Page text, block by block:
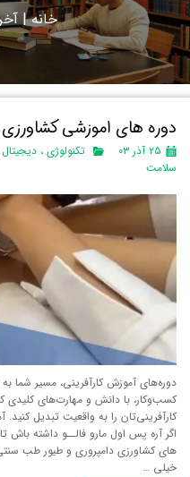
خانه|آ
دوره های اموزشی
۲۵ آذر ۰۳ تکنولوژی ، دیجیتال
سلامت
دوره‌های آموزش کارآفرینی، مسیر شما به
کسب‌وکار، با دانش و مهارت‌های کلیدی
کارآفرینی‌تان را به واقعیت تبدیل
اگر آره پس اول مارو فالــو داشته باش
های کشاورزی دامپروری و طیور طب
خیلی …